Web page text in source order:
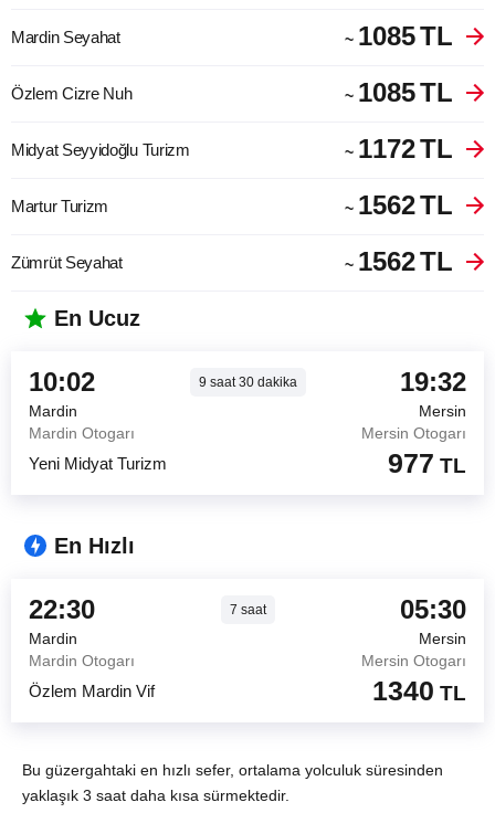
Mardin Seyahat ~ 1085TL
Özlem Cizre Nuh ~ 1085TL
Midyat Seyyidoğlu Turizm ~ 1172TL
Martur Turizm ~ 1562TL
Zümrüt Seyahat ~ 1562TL
En Ucuz
10:02 9 saat30dakika 19:32
Mardin
Mersin
Mardin Otogarı
Mersin Otogarı
Yeni Midyat Turizm 977 TL
En Hızlı
22:30 7 saat 05:30
Mardin
Mersin
Mardin Otogarı
Mersin Otogarı
Özlem Mardin Vif 1340 TL
Bu güzergahtaki en hızlı sefer, ortalama yolculuk süresinden
yaklaşık 3 saat daha kısa sürmektedir.